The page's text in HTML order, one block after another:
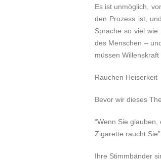
Es ist unmöglich,
den Prozess ist,
Sprache so viel
des Menschen –
müssen
Rauchen Heiserkeit
Bevor wir dieses
“Wenn Sie
Zigarette raucht Sie”
Ihre Stimmbänder